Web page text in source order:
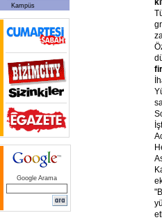
Kampüs
Google Arama